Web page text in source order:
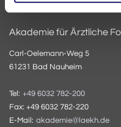
Akademie für Ärztliche
Carl-Oelemann-Weg 5
61231 Bad Nauheim
Tel: +49 6032 782-200
Fax: +49 6032 782-220
E-Mail: akademie@laekh.de